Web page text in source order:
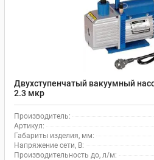
Двухступенчатый вакуумный
2.3 мкр
Производитель:
Артикул:
Габариты изделия, мм:
Напряжение сети, В:
Производительность до, л/м: